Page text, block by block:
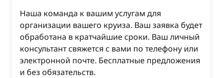
Наша команда к вашим услугам для
организации вашего круиза. Ваш заявка будет
обработана в кратчайшие сроки. Ваш личный
консультант свяжется с вами по телефону или
электронной почте. Бесплатные предложения
и без обязательств.